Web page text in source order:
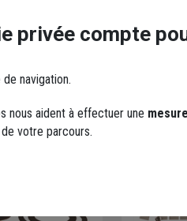
privée compte
navigation.
nous aident à effectuer une
de votre parcours.